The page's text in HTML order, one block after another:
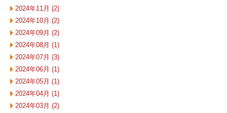
2024年11月 (2)
2024年10月 (2)
2024年09月 (2)
2024年08月 (1)
2024年07月 (3)
2024年06月 (1)
2024年05月 (1)
2024年04月 (1)
2024年03月 (2)